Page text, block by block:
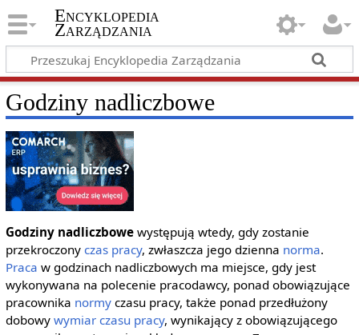
Encyklopedia
Zarządzania
Godziny nadliczbowe
Godziny nadliczbowewystępują wtedy, gdy zostanie
przekroczony czas pracy, zwłaszcza jego dzienna norma.
Praca w godzinach nadliczbowych ma miejsce, gdy jest
wykonywana na polecenie pracodawcy, ponad obowiązujące
pracownika normyczasu pracy, także ponad przedłużony
dobowy wymiar czasu pracy, wynikający z obowiązującego